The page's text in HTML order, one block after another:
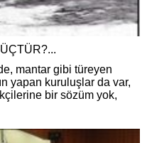
mantar gibi türeyen
yapan kuruluşlar da var,
bir sözüm yok,